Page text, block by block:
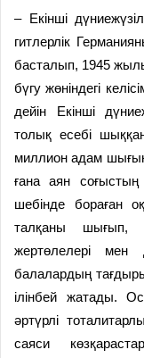
– Екінші
гитлерлік
басталып, 1945
бүгу жөніндегі
дейін Екінші
толық есебі
миллион адам
ғана аян
шебінде бораған
талқаны шығып,
жертөлелері
балалардың
ілінбей жатады.
әртүрлі
саяси